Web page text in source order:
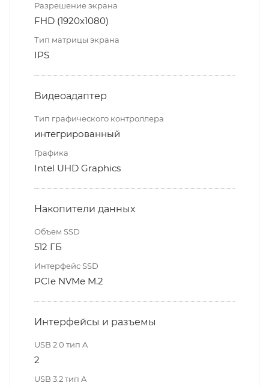
Разрешение экрана
FHD (1920x1080)
Тип матрицы экрана
IPS
Видеоадаптер
Тип графического контроллера
интегрированный
Графика
Intel UHD Graphics
Накопители данных
Объем SSD
512 ГБ
Интерфейс SSD
PCIe NVMe M.2
Интерфейсы и разъемы
USB 2.0 тип A
2
USB 3.2 тип A